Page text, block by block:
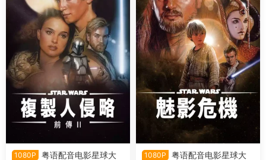
1080P
粤语配音电影星球大
1080P
粤语配音电影星球大